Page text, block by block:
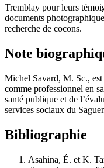
Tremblay pour leurs
documents
recherche de cocons.
Note
Michel Savard, M. Sc.,
comme professionnel en
santé publique et de
services sociaux du
Bibliographie
Asahina, É. et K.